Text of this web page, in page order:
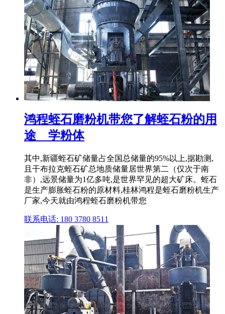
鸿程蛭石磨粉机带您了解蛭石粉的用
途 _ 学粉体
其中,新疆蛭石矿储量占全国总储量的95%以上,据勘测,
且干布拉克蛭石矿总地质储量居世界第二（仅次于南
非）,远景储量为1亿多吨,是世界罕见的超大矿床。蛭石
是生产膨胀蛭石粉的原材料,桂林鸿程是蛭石磨粉机生产
厂家,今天就由鸿程蛭石磨粉机带您
联系电话: 180 3780 8511